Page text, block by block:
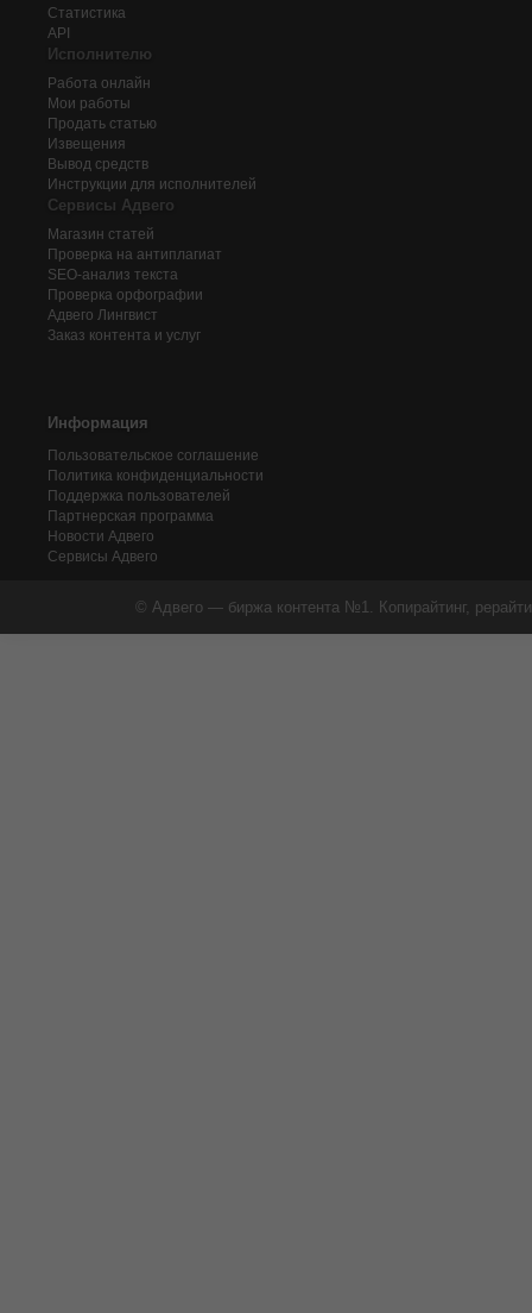
Статистика
API
Исполнителю
Работа онлайн
Мои работы
Продать статью
Извещения
Вывод средств
Инструкции для исполнителей
Сервисы Адвего
Магазин статей
Проверка на антиплагиат
SEO-анализ текста
Проверка орфографии
Адвего Лингвист
Заказ контента и услуг
Информация
Пользовательское соглашение
Политика конфиденциальности
Поддержка пользователей
Партнерская программа
Новости Адвего
Сервисы Адвего
© Адвего — биржа контента №1. Копирайтинг,